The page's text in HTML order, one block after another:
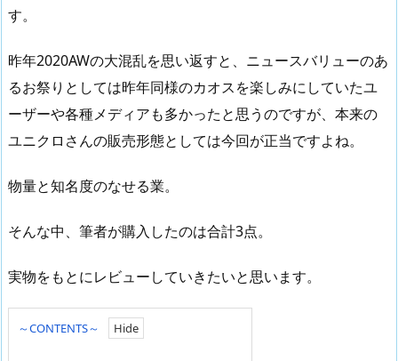
す。
昨年2020AWの大混乱を思い返すと、ニュースバリューのあ
るお祭りとしては昨年同様のカオスを楽しみにしていたユ
ーザーや各種メディアも多かったと思うのですが、本来の
ユニクロさんの販売形態としては今回が正当ですよね。
物量と知名度のなせる業。
そんな中、筆者が購入したのは合計3点。
実物をもとにレビューしていきたいと思います。
～CONTENTS～